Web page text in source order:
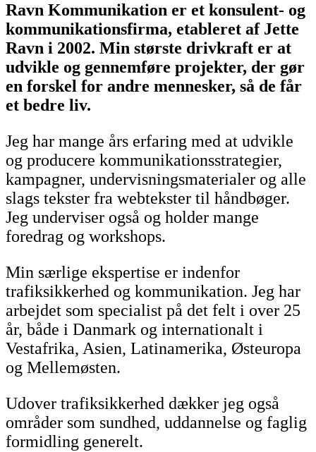
Ravn Kommunikation er et konsulent- og
kommunikationsfirma, etableret af Jette
Ravn i 2002. Min største drivkraft er at
udvikle og gennemføre projekter, der gør
en forskel for andre mennesker, så de får
et bedre liv.
Jeg har mange års erfaring med at udvikle
og producere kommunikationsstrategier,
kampagner, undervisningsmaterialer og alle
slags tekster fra webtekster til håndbøger.
Jeg underviser også og holder mange
foredrag og workshops.
Min særlige ekspertise er indenfor
trafiksikkerhed og kommunikation. Jeg har
arbejdet som specialist på det felt i over 25
år, både i Danmark og internationalt i
Vestafrika, Asien, Latinamerika, Østeuropa
og Mellemøsten.
Udover trafiksikkerhed dækker jeg også
områder som sundhed, uddannelse og faglig
formidling generelt.